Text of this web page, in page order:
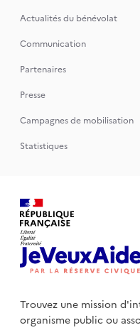
Actualités du bénévolat
Communication
Partenaires
Presse
Campagnes de mobilisation
Statistiques
Trouvez une mission
organisme publicou